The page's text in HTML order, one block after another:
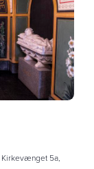
Kirkevænget 5a,